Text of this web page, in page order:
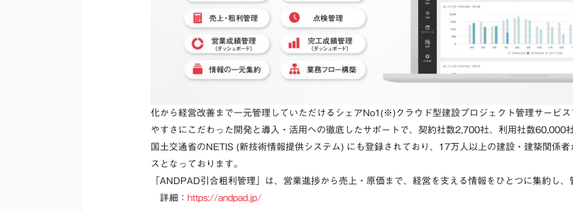
化から経営改善まで一元管理していただけるシェアNo1(※)クラウド型建設プロジェクト管理サービ
やすさにこだわった開発と導入・活用への徹底したサポートで、契約社数2,700社、利用社数60,000
国土交通省のNETIS (新技術情報提供システム) にも登録されており、17万人以上の建設・建築関係
スとなっております。
「ANDPAD引合粗利管理」は、営業進捗から売上・原価まで、経営を支える情報をひとつに集約し、
詳細： https://andpad.jp/